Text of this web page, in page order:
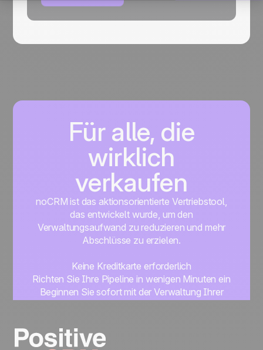
Für alle, die
wirklich
verkaufen
noCRM ist das aktionsorientierte Vertriebstool,
das entwickelt wurde, um den
Verwaltungsaufwand zu reduzieren und mehr
Abschlüsse zu erzielen.
Keine Kreditkarte erforderlich
Richten Sie Ihre Pipeline in wenigen Minuten ein
Beginnen Sie sofort mit der Verwaltung Ihrer